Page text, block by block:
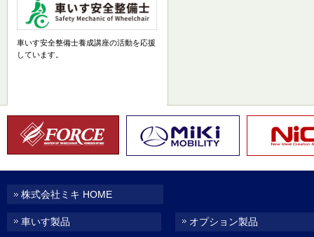
車いす安全整備士養成講座の活動を応援
しています。
株式会社ミキ HOME
車いす製品 オプション製品